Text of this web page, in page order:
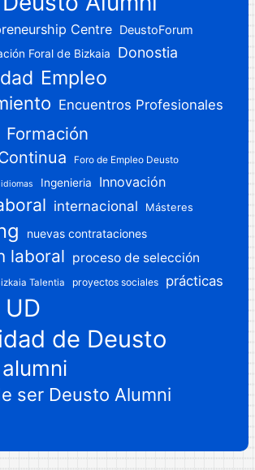
Centre DeustoForum
Foral de Bizkaia Donostia
Empleo
Encuentros Profesionales
Formación
Foro de Empleo Deusto
idiomas Ingenieria Innovación
internacional Másteres
nuevas contrataciones
laboral proceso de selección
Talentia proyectos sociales prácticas
UD
de Deusto
ser Deusto Alumni